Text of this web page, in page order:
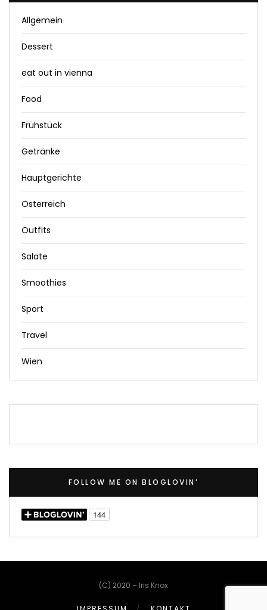
Allgemein
Dessert
eat out in vienna
Food
Frühstück
Getränke
Hauptgerichte
Österreich
Outfits
Salate
Smoothies
Sport
Travel
Wien
FOLLOW ME ON BLOGLOVIN’
(C) 2020 – Iris Knox